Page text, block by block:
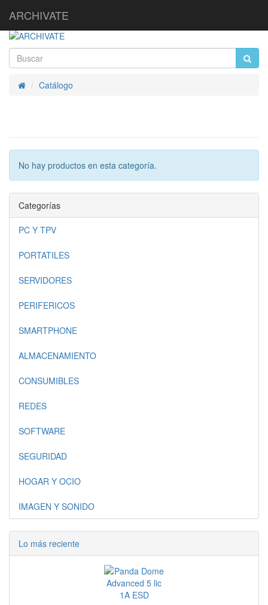
ARCHIVATE
InicioCatálogo
No hay productos en esta categoría.
Categorías
PC Y TPV
PORTATILES
SERVIDORES
PERIFERICOS
SMARTPHONE
ALMACENAMIENTO
CONSUMIBLES
REDES
SOFTWARE
SEGURIDAD
HOGAR Y OCIO
IMAGEN Y SONIDO
Lo más reciente